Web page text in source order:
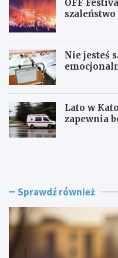
OFF
Nie jesteś
Lato w
zapewnia
P
j
w
R
a
c
O
s
i
v
a
l
Sprawdź również